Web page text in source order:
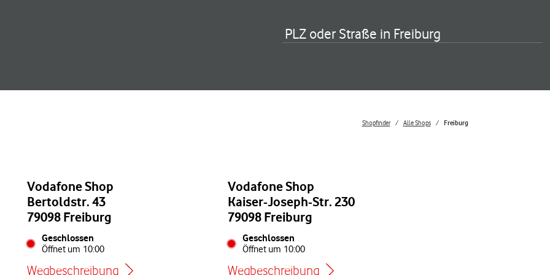
PLZ oder Straße in Freiburg
Shopfinder Alle Shops Freiburg
Vodafone Shop
Bertoldstr. 43
79098 Freiburg
Geschlossen
Öffnet um 10:00
Wegbeschreibung
Vodafone Shop
Kaiser-Joseph-Str. 230
79098 Freiburg
Geschlossen
Öffnet um 10:00
Wegbeschreibung